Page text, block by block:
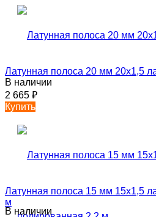
Латунная полоса 20 мм 20х1,5
В наличии
2 665 ₽
Купить
Латунная полоса 15 мм 15х1,5
м
В наличии